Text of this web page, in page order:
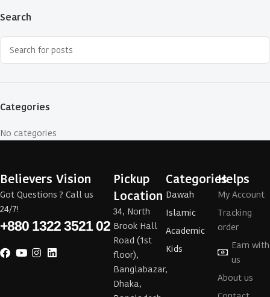
Search
Categories
No categories
Believers Vision
Got Questions ? Call us
24/7!
+880 1322 3521 02
Pickup
Location
34, North
Brook Hall
Road (1st
floor),
Banglabazar,
Dhaka,
Categories
Dawah
Islamic
Academic
Kids
Helps
My Account
Tracking
order
Earn with
us
About us